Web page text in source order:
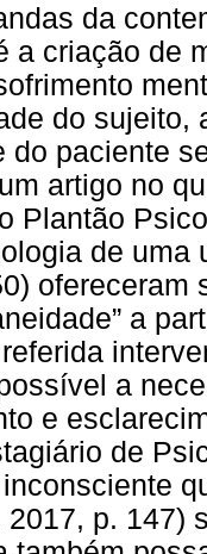
da
a criação de
do sujeito,
do paciente
artigo no
Plantão
de
ofereceram
a
a
e
de
2017, p. 147)